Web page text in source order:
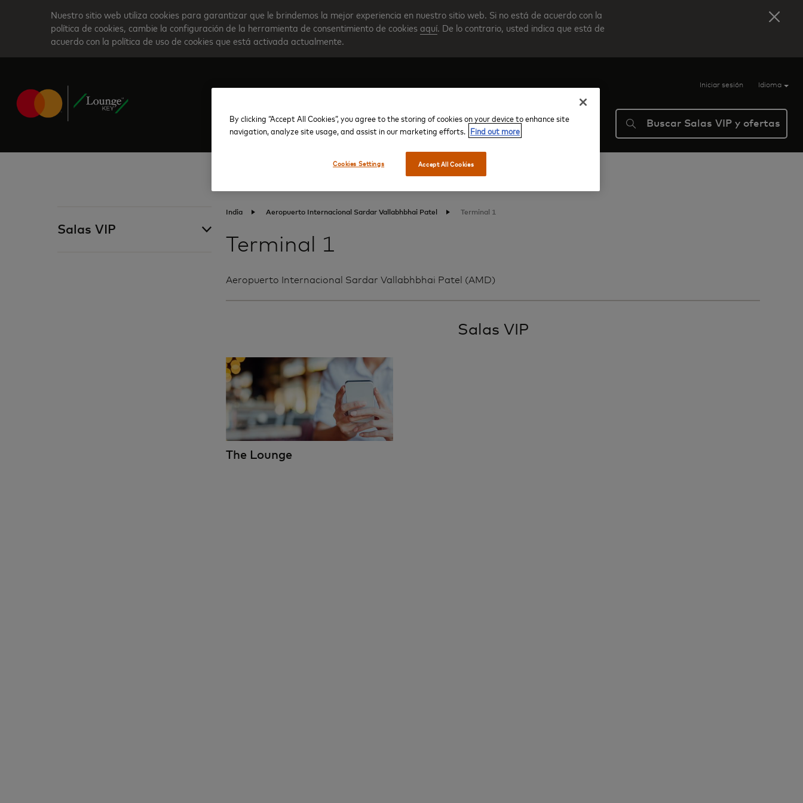
content
Nuestro sitio web utiliza cookies para garantizar que le brindemos la mejor experiencia en nuestro sitio web. Si no está de acuerdo con la
política de cookies, cambie la configuración de la herramienta de consentimiento de cookies aquí. De lo contrario, usted indica que está de
acuerdo con la política de uso de cookies que está activada actualmente.
Iniciar sesión Idioma
Crear su cuenta Descripción general del programa Ayuda Buscar Salas VIP y ofertas
Salas VIP
India Aeropuerto Internacional Sardar Vallabhbhai Patel Terminal 1
Terminal 1
Aeropuerto Internacional Sardar Vallabhbhai Patel (AMD)
Salas VIP
The Lounge
By clicking “Accept All Cookies”, you agree to the storing of cookies on your device to enhance site
navigation, analyze site usage, and assist in our marketing efforts. Find out more
Accept All Cookies
Cookies Settings